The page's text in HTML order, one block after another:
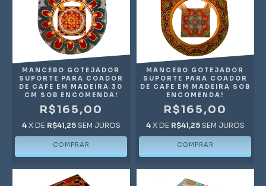
MANCEBO GOTEJADOR
SUPORTE PARA COADOR
DE CAFE EM MADEIRA 30
CM SOB ENCOMENDA!
R$165,00
4 X DE R$41,25 SEM JUROS
MANCEBO GOTEJADOR
SUPORTE PARA COADOR
DE CAFE EM MADEIRA SOB
ENCOMENDA!
R$165,00
4 X DE R$41,25 SEM JUROS